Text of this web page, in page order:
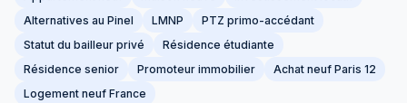
Alternatives au Pinel
LMNP
PTZ primo-accédant
Statut du bailleur privé
Résidence étudiante
Résidence senior
Promoteur immobilier
Achat neuf Paris 12
Logement neuf France